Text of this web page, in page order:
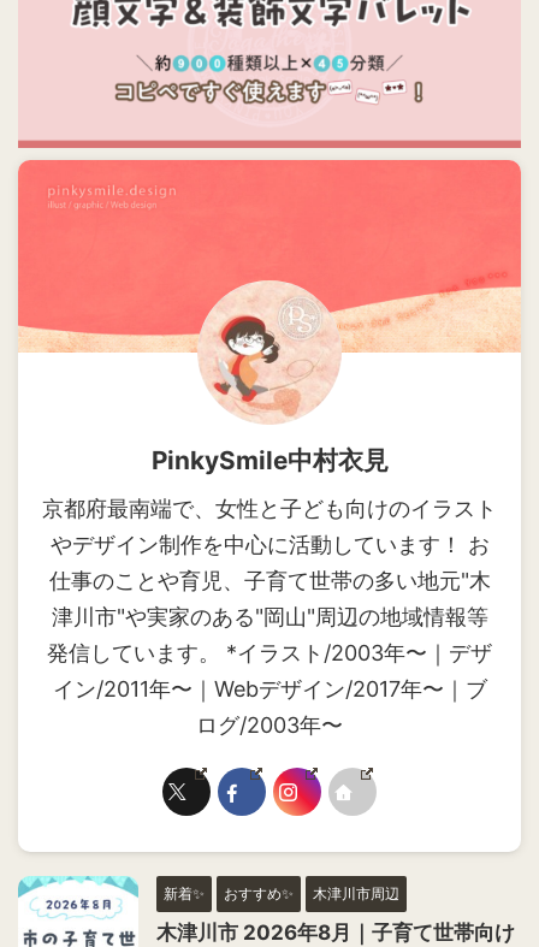
PinkySmile中村衣見
京都府最南端で、女性と子ども向けのイラスト
やデザイン制作を中心に活動しています！ お
仕事のことや育児、子育て世帯の多い地元"木
津川市"や実家のある"岡山"周辺の地域情報等
発信しています。 *イラスト/2003年〜｜デザ
イン/2011年〜｜Webデザイン/2017年〜｜ブ
ログ/2003年〜
新着✨ おすすめ✨ 木津川市周辺
木津川市 2026年8月｜子育て世帯向け